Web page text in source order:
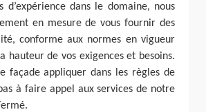
d’expérience dans le domaine, nous
en mesure de vous fournir des
conforme aux normes en vigueur
hauteur de vos exigences et besoins.
façade appliquer dans les règles de
pas à faire appel aux services de notre